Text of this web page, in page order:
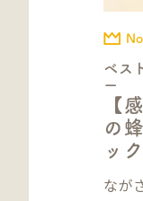
ベス
ー
【
の
ック
なが